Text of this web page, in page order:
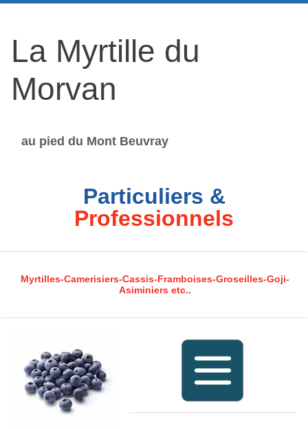
La Myrtille du
Morvan
au pied du Mont Beuvray
Particuliers &
Professionnels
Myrtilles-Camerisiers-Cassis-Framboises-Groseilles-Goji-
Asiminiers etc..